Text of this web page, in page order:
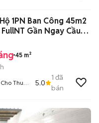
1PN Ban Công 45m2
Gần Ngay Cầu
45 m²
Thuê
5.0
1 đã
bán